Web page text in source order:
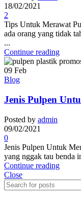
18/02/2021
2
Tips Untuk Merawat
ada orang yang tidak
...
Continue reading
09 Feb
Blog
Jenis Pulpen
Posted by admin
09/02/2021
0
Jenis Pulpen Untuk
yang nggak tau benda
Continue reading
Close